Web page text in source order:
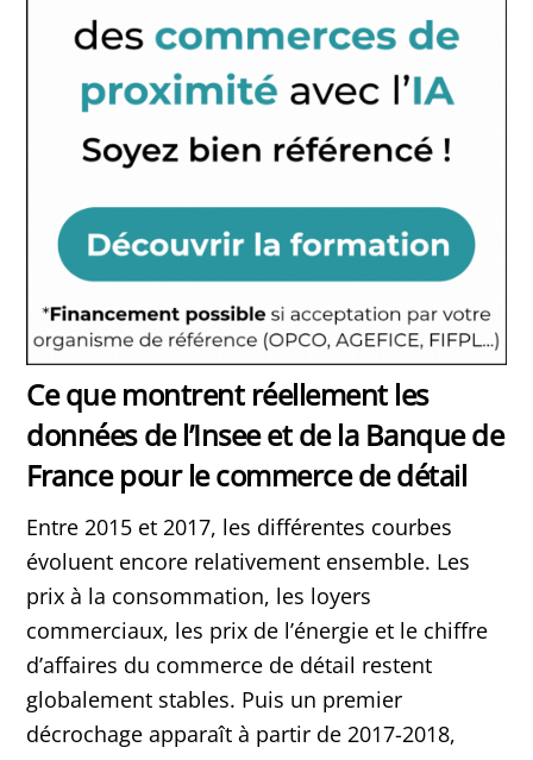
Ce que montrent réellement les
données de l’Insee et de la Banque de
France pour le commerce de détail
Entre 2015 et 2017, les différentes courbes
évoluent encore relativement ensemble. Les
prix à la consommation, les loyers
commerciaux, les prix de l’énergie et le chiffre
d’affaires du commerce de détail restent
globalement stables. Puis un premier
décrochage apparaît à partir de 2017-2018,